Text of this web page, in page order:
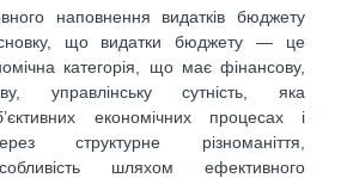
наповнення видатків бюджету
що видатки бюджету — це
категорія, що має фінансову,
управлінську сутність, яка
економічних процесах і
структурне різноманіття,
шляхом ефективного